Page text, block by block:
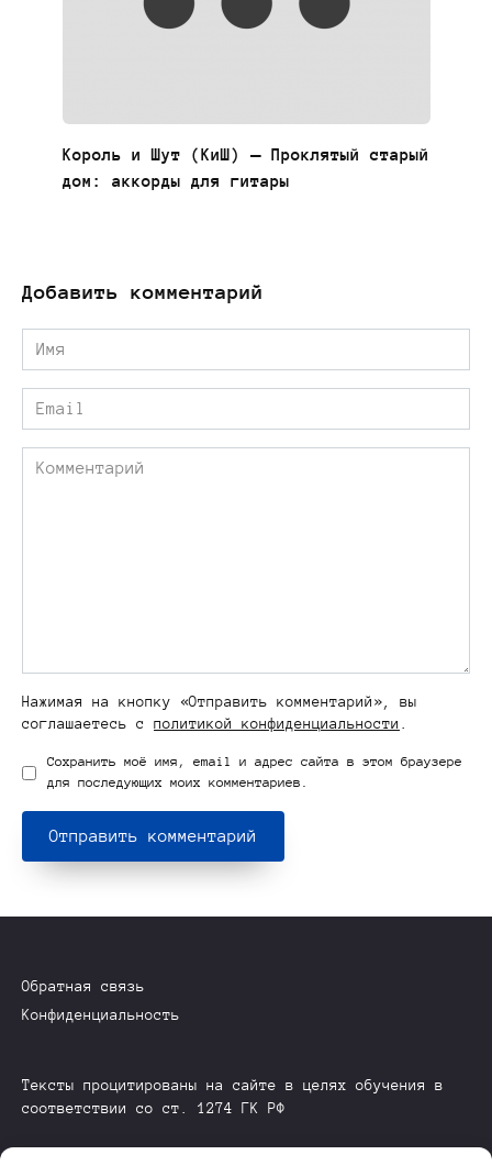
Король и Шут (КиШ) — Проклятый старый
дом: аккорды для гитары
Добавить комментарий
Имя
*
Email
*
Комментарий
Нажимая на кнопку «Отправить комментарий», вы
соглашаетесь с политикой конфиденциальности
Сохранить моё имя, email и адрес сайта в этом браузере
для последующих моих комментариев.
Обратная связь
Конфиденциальность
Тексты процитированы на сайте в целях обучения в
соответствии со ст. 1274 ГК РФ